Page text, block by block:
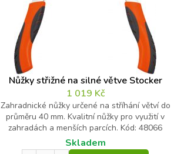
Nůžky střižné na silné větve Stocker
1 019 Kč
Zahradnické nůžky určené na stříhání větví do
průměru 40 mm. Kvalitní nůžky pro využití v
zahradách a menších parcích. Kód: 48066
Skladem